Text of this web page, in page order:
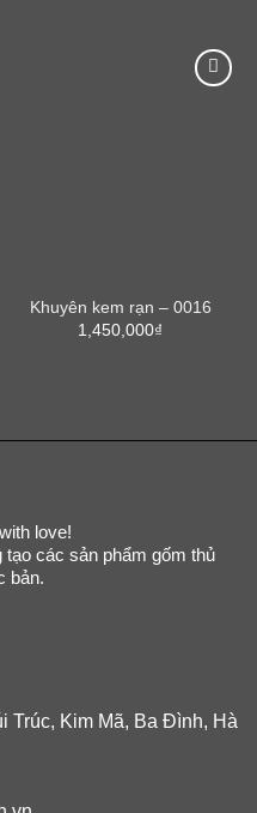
Khuyên kem rạn – 0016
1,450,000₫
love!
các sản phẩm gốm thủ
bản.
Trúc, Kim Mã, Ba Đình, Hà